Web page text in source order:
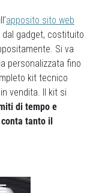
apposito sito web
gadget, costituito
Si va
personalizzata fino
kit tecnico
vendita. Il kit si
di tempo e
tanto il